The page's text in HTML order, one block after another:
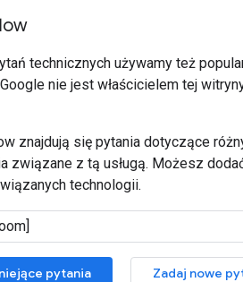
technicznych używamy też
nie jest właścicielem tej
znajdują się pytania dotyczące
związane z tą usługą. Możesz
technologii.
pytania Zadaj nowe